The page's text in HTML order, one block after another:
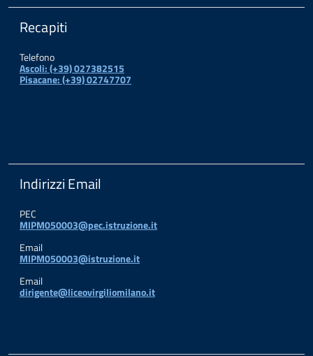
Recapiti
Telefono
Ascoli: (+39) 027382515
Pisacane: (+39) 02747707
Indirizzi Email
PEC
MIPM050003@pec.istruzione.it
Email
MIPM050003@istruzione.it
Email
dirigente@liceovirgiliomilano.it